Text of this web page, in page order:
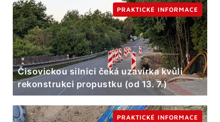
Čisovickou silnici čeká uzavírka kvůli
rekonstrukci propustku (od 13. 7.)
PRAKTICKÉ INFORMACE
PRAKTICKÉ INFORMACE